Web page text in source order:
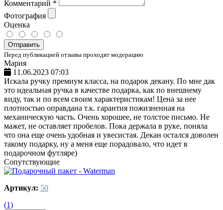
Комментарий *
Фотография
Оценка
Отправить
Перед публикацией отзывы проходят модерацию
Мария
11.06.2023 07:03
Искала ручку премиум класса, на подарок декану. По мне дак
это идеальная ручка в качестве подарка, как по внешнему
виду, так и по всем своим характеристикам! Цена за нее
плотностью оправдана т.к. гарантия пожизненная на
механическую часть. Очень хорошее, не толстое письмо. Не
мажет, не оставляет пробелов. Пока держала в руке, поняла
что она еще очень удобная и увесистая. Декан остался доволен
такому подарку, ну а меня еще порадовало, что идет в
подарочном футляре)
Сопутствующие
Артикул: 50
(1)